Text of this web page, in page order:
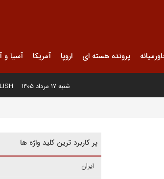
پرونده هسته ای اروپا آمریکا آسیا و
شنبه ۱۷ مرداد ۱۴۰۵
پر کاربرد ترین کلید واژه ها
ایران